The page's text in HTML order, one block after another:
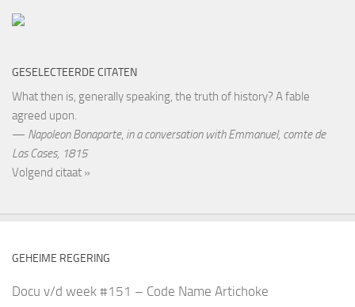
GESELECTEERDE CITATEN
What then is, generally speaking, the truth of history? A fable
agreed upon.
— Napoleon Bonaparte, in a conversation with Emmanuel, comte de
Las Cases, 1815
Volgend citaat »
GEHEIME REGERING
Docu v/d week #151 – Code Name Artichoke